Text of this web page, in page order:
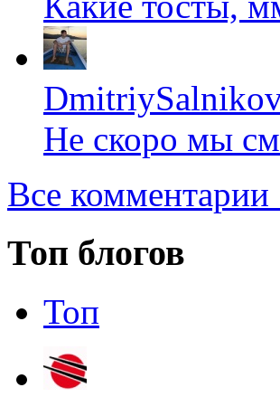
Не скоро мы
Все
Топ блогов
Топ